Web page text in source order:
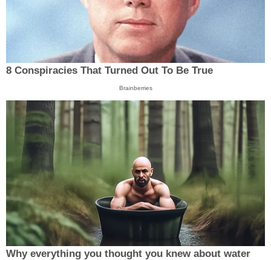
8 Conspiracies That Turned Out To Be True
Brainberries
Why everything you thought you knew about water